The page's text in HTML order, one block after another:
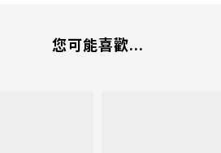
您可能喜歡...